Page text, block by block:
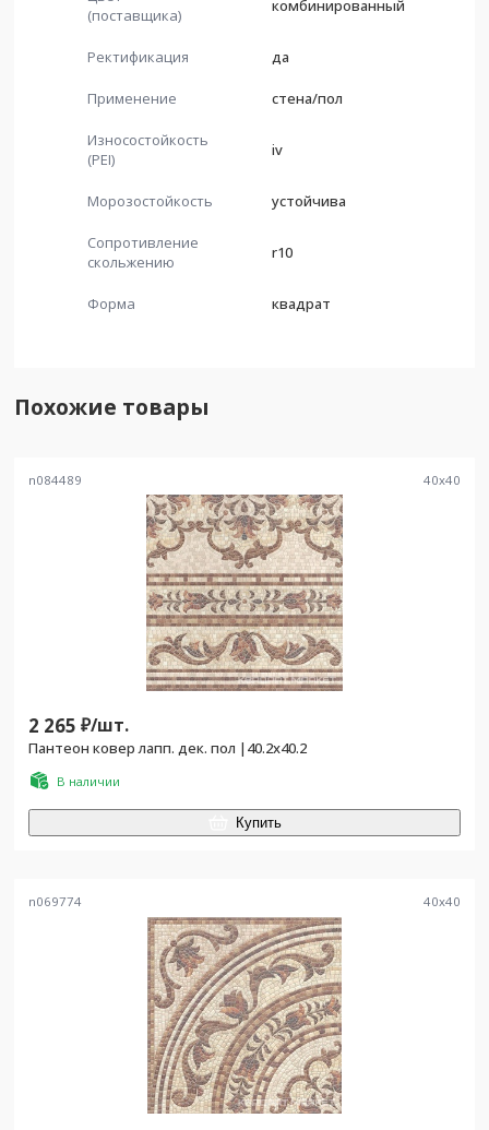
(поставщика)
комбинированный
Ректификация да
Применение стена/пол
Износостойкость
(PEI)
iv
Морозостойкость устойчива
Сопротивление
скольжению
r10
Форма квадрат
Похожие товары
n084489 40x40
2 265 ₽/шт.
Пантеон ковер лапп. дек. пол |40.2x40.2
В наличии
Купить
n069774 40x40